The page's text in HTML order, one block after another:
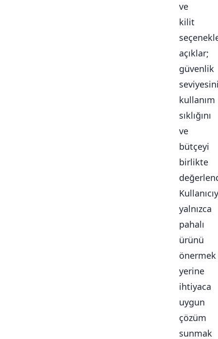
ve
kilit
açıklar;
güvenlik
kullanım
sıklığını
ve
bütçeyi
birlikte
yalnızca
pahalı
ürünü
önermek
yerine
ihtiyaca
uygun
çözüm
sunmak